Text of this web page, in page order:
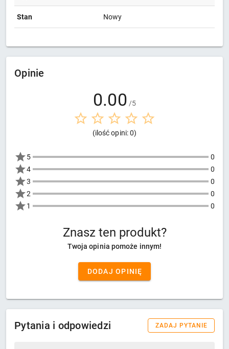
Stan Nowy
Opinie
0.00 /5
(ilość opini: 0)
5
0
4
0
3
0
2
0
1
0
Znasz ten produkt?
Twoja opinia pomoże innym!
DODAJ OPINIĘ
Pytania i odpowiedzi ZADAJ PYTANIE